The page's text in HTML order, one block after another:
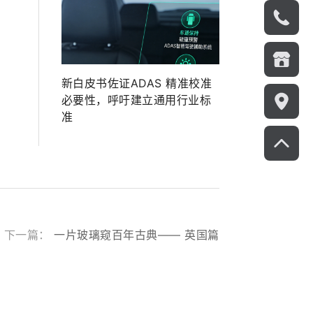
新白皮书佐证ADAS 精准校准
必要性，呼吁建立通用行业标
准
下一篇：一片玻璃窥百年古典—— 英国篇